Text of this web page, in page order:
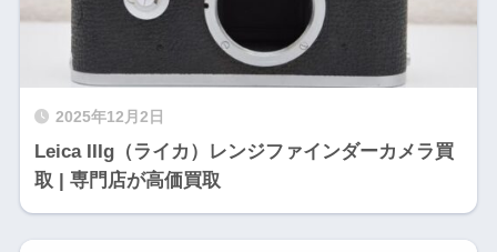
2025年12月2日
Leica IIIg（ライカ）レンジファインダーカメラ買
取 | 専門店が高価買取